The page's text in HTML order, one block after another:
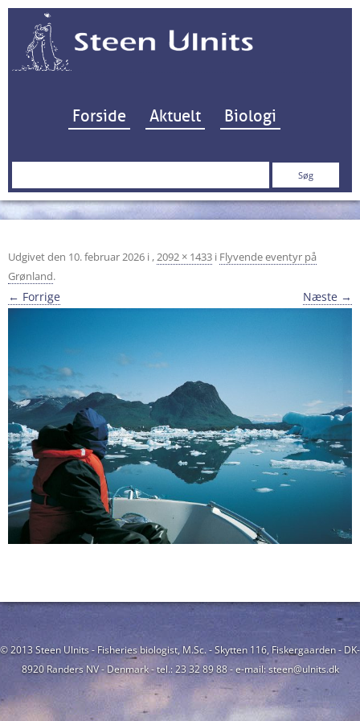
Hop til indhold
Forside Aktuelt Biologi
Søg
Udgivet den 10. februar 2026 i ,2092 × 1433 i Flyvende eventyr på
Grønland.
← Forrige Næste →
© 2013 Steen Ulnits - Fisheries biologist, M.Sc. - Skytten 116, Fiskergaarden - DK-
8920 Randers NV - Denmark - tel.: 23 32 89 88 - e-mail: steen@ulnits.dk